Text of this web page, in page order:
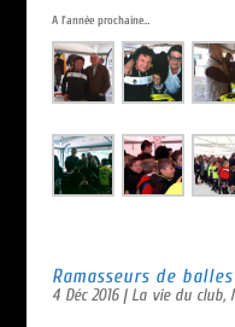
A l’année prochaine…
Ramasseurs de balles
4 Déc 2016| La vie du club,